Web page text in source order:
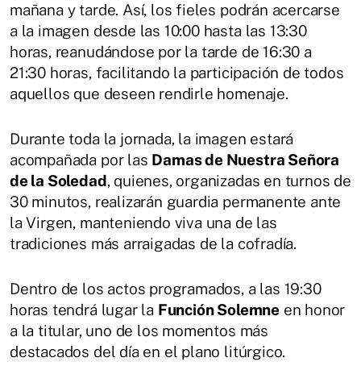
mañana y tarde. Así, los fieles podrán acercarse
a la imagen desde las 10:00 hasta las 13:30
horas, reanudándose por la tarde de 16:30 a
21:30 horas, facilitando la participación de todos
aquellos que deseen rendirle homenaje.
Durante toda la jornada, la imagen estará
acompañada por las Damas de Nuestra Señora
de la Soledad, quienes, organizadas en turnos de
30 minutos, realizarán guardia permanente ante
la Virgen, manteniendo viva una de las
tradiciones más arraigadas de la cofradía.
Dentro de los actos programados, a las 19:30
horas tendrá lugar la Función Solemneen honor
a la titular, uno de los momentos más
destacados del día en el plano litúrgico.